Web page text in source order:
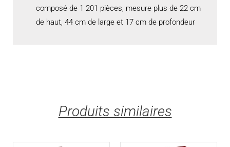
composé de 1 201 pièces, mesure plus de 22 cm
de haut, 44 cm de large et 17 cm de profondeur
Produits similaires